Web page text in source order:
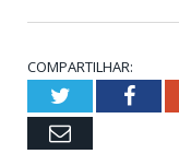
COMPARTILHAR:
Twitter
Email